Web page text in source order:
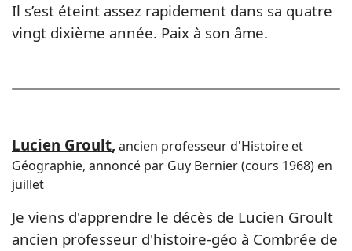
Il s’est éteint assez rapidement dans sa quatre
vingt dixième année. Paix à son âme.
Lucien Groult, ancien professeur d'Histoire et
Géographie, annoncé par Guy Bernier (cours 1968) en
juillet
Je viens d'apprendre le décès de Lucien Groult
ancien professeur d'histoire-géo à Combrée de